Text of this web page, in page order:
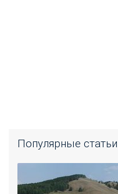
Популярные статьи